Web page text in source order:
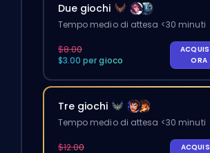
Due giochi
Tempo medio di attesa <30 minuti
$8.00
$3.00 per gioco
ORA
Tre giochi
Tempo medio di attesa <30 minuti
$12.00